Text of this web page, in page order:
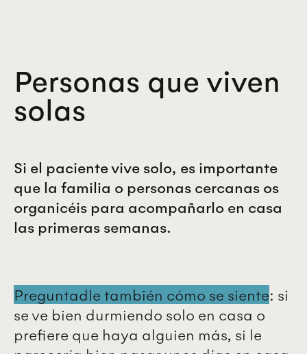
Personas que viven
solas
Si el paciente vive solo, es importante
que la familia o personas cercanas os
organicéis para acompañarlo en casa
las primeras semanas.
Preguntadle también cómo se siente: si
se ve bien durmiendo solo en casa o
prefiere que haya alguien más, si le